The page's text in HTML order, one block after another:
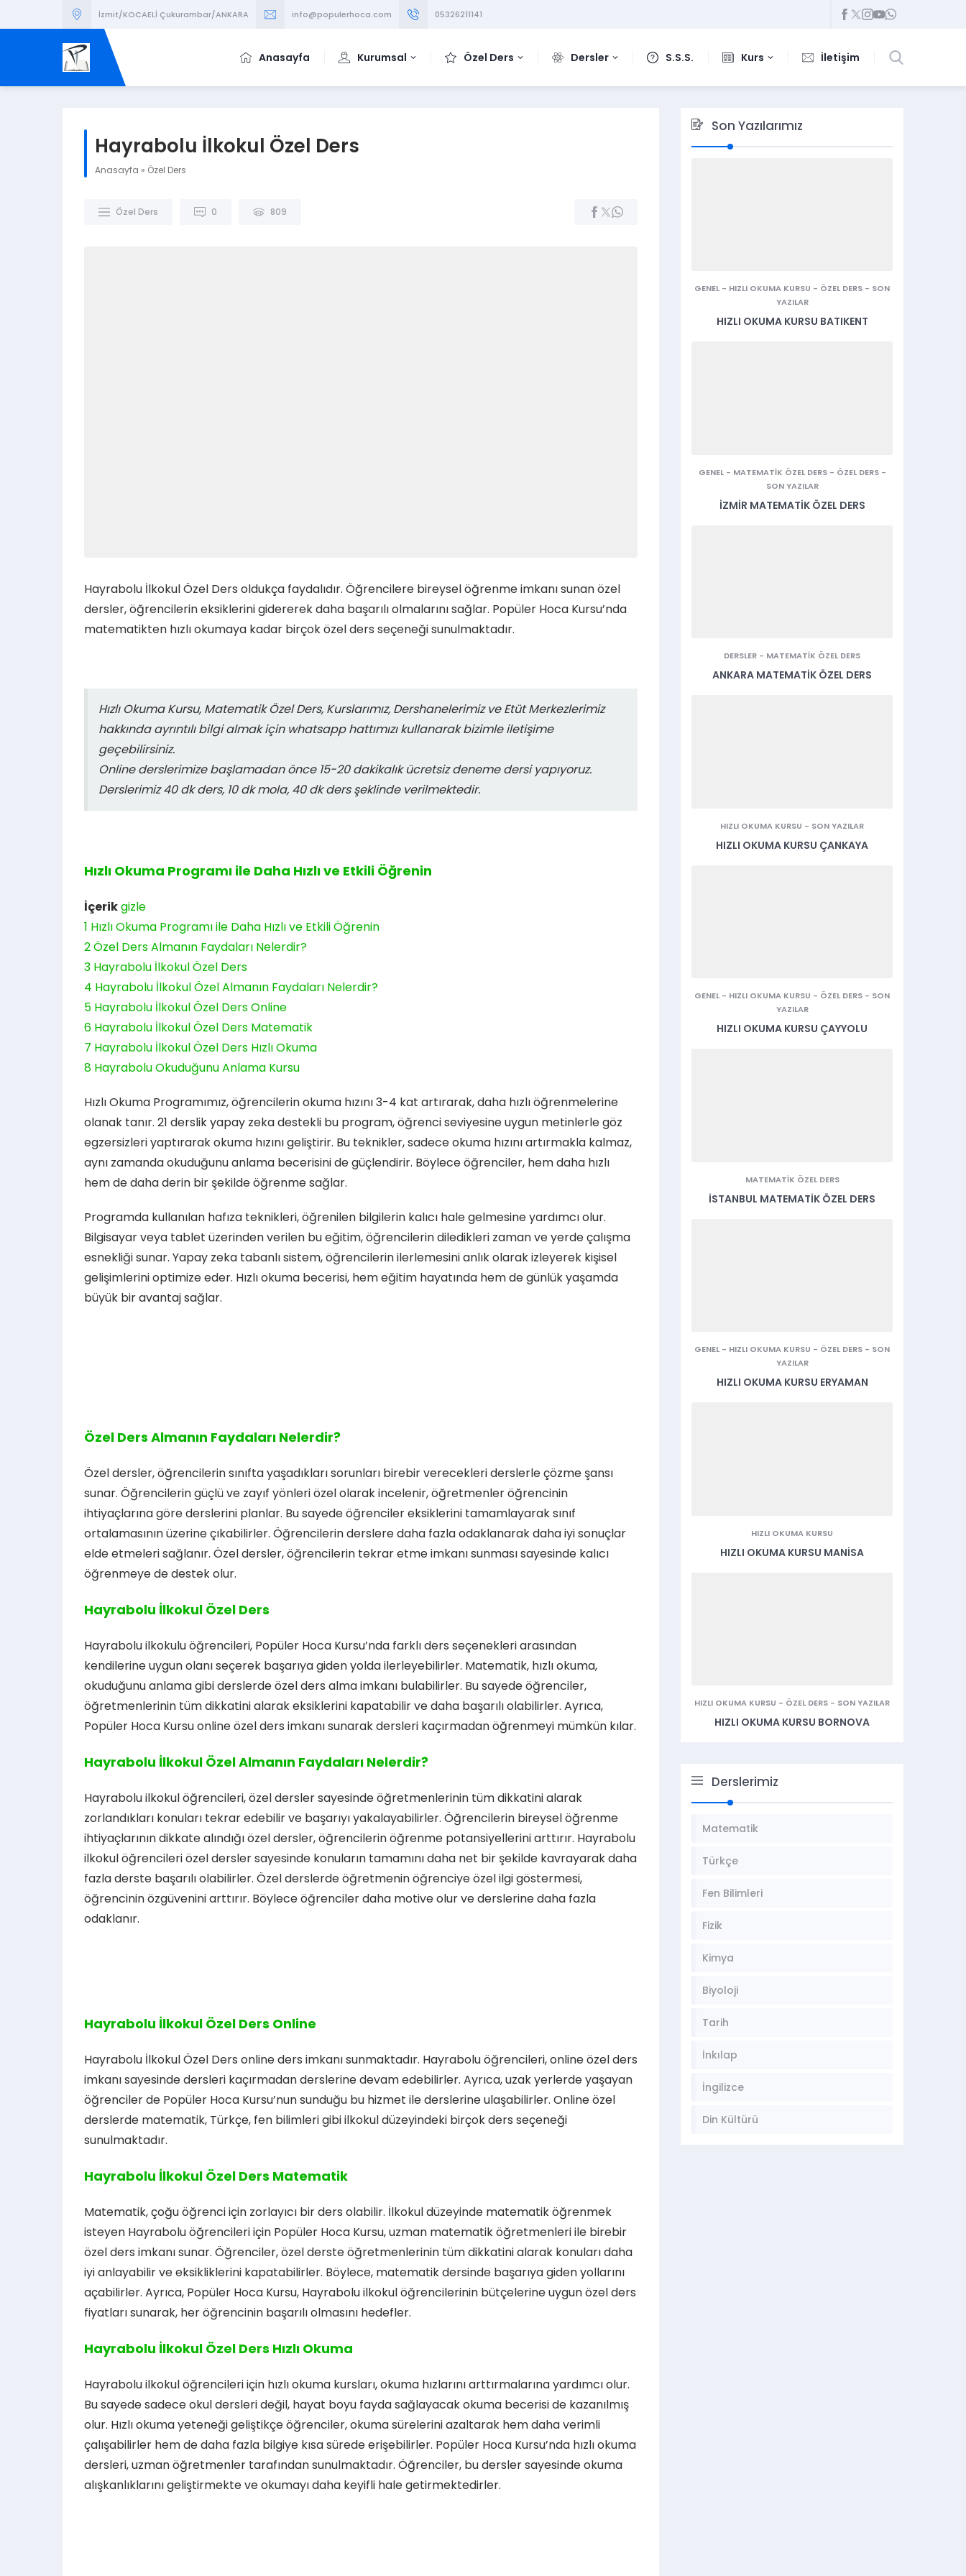
İzmit/KOCAELİ Çukurambar/ANKARA info@populerhoca.com 05326211141
Anasayfa Kurumsal Özel Ders Dersler S.S.S. Kurs İletişim
Hayrabolu İlkokul Özel Ders
Anasayfa » Özel Ders
Özel Ders 0 809
Hayrabolu İlkokul Özel Ders oldukça faydalıdır. Öğrencilere bireysel öğrenme imkanı sunan özel
dersler, öğrencilerin eksiklerini gidererek daha başarılı olmalarını sağlar. Popüler Hoca Kursu’nda
matematikten hızlı okumaya kadar birçok özel ders seçeneği sunulmaktadır.
Hızlı Okuma Kursu, Matematik Özel Ders, Kurslarımız, Dershanelerimiz ve Etüt Merkezlerimiz
hakkında ayrıntılı bilgi almak için whatsapp hattımızı kullanarak bizimle iletişime
geçebilirsiniz.
Online derslerimize başlamadan önce 15-20 dakikalık ücretsiz deneme dersi yapıyoruz.
Derslerimiz 40 dk ders, 10 dk mola, 40 dk ders şeklinde verilmektedir.
Hızlı Okuma Programı ile Daha Hızlı ve Etkili Öğrenin
İçerikgizle
1 Hızlı Okuma Programı ile Daha Hızlı ve Etkili Öğrenin
2Özel Ders Almanın Faydaları Nelerdir?
3 Hayrabolu İlkokul Özel Ders
4 Hayrabolu İlkokul Özel Almanın Faydaları Nelerdir?
5 Hayrabolu İlkokul Özel Ders Online
6 Hayrabolu İlkokul Özel Ders Matematik
7 Hayrabolu İlkokul Özel Ders Hızlı Okuma
8 Hayrabolu Okuduğunu Anlama Kursu
Hızlı Okuma Programımız, öğrencilerin okuma hızını 3-4 kat artırarak, daha hızlı öğrenmelerine
olanak tanır. 21 derslik yapay zeka destekli bu program, öğrenci seviyesine uygun metinlerle göz
egzersizleri yaptırarak okuma hızını geliştirir. Bu teknikler, sadece okuma hızını artırmakla kalmaz,
aynı zamanda okuduğunu anlama becerisini de güçlendirir. Böylece öğrenciler, hem daha hızlı
hem de daha derin bir şekilde öğrenme sağlar.
Programda kullanılan hafıza teknikleri, öğrenilen bilgilerin kalıcı hale gelmesine yardımcı olur.
Bilgisayar veya tablet üzerinden verilen bu eğitim, öğrencilerin diledikleri zaman ve yerde çalışma
esnekliği sunar. Yapay zeka tabanlı sistem, öğrencilerin ilerlemesini anlık olarak izleyerek kişisel
gelişimlerini optimize eder. Hızlı okuma becerisi, hem eğitim hayatında hem de günlük yaşamda
büyük bir avantaj sağlar.
Özel Ders Almanın Faydaları Nelerdir?
Özel dersler, öğrencilerin sınıfta yaşadıkları sorunları birebir verecekleri derslerle çözme şansı
sunar. Öğrencilerin güçlü ve zayıf yönleri özel olarak incelenir, öğretmenler öğrencinin
ihtiyaçlarına göre derslerini planlar. Bu sayede öğrenciler eksiklerini tamamlayarak sınıf
ortalamasının üzerine çıkabilirler. Öğrencilerin derslere daha fazla odaklanarak daha iyi sonuçlar
elde etmeleri sağlanır. Özel dersler, öğrencilerin tekrar etme imkanı sunması sayesinde kalıcı
öğrenmeye de destek olur.
Hayrabolu İlkokul Özel Ders
Hayrabolu ilkokulu öğrencileri, Popüler Hoca Kursu’nda farklı ders seçenekleri arasından
kendilerine uygun olanı seçerek başarıya giden yolda ilerleyebilirler. Matematik, hızlı okuma,
okuduğunu anlama gibi derslerde özel ders alma imkanı bulabilirler. Bu sayede öğrenciler,
öğretmenlerinin tüm dikkatini alarak eksiklerini kapatabilir ve daha başarılı olabilirler. Ayrıca,
Popüler Hoca Kursu online özel ders imkanı sunarak dersleri kaçırmadan öğrenmeyi mümkün kılar.
Hayrabolu İlkokul Özel Almanın Faydaları Nelerdir?
Hayrabolu ilkokul öğrencileri, özel dersler sayesinde öğretmenlerinin tüm dikkatini alarak
zorlandıkları konuları tekrar edebilir ve başarıyı yakalayabilirler. Öğrencilerin bireysel öğrenme
ihtiyaçlarının dikkate alındığı özel dersler, öğrencilerin öğrenme potansiyellerini arttırır. Hayrabolu
ilkokul öğrencileri özel dersler sayesinde konuların tamamını daha net bir şekilde kavrayarak daha
fazla derste başarılı olabilirler. Özel derslerde öğretmenin öğrenciye özel ilgi göstermesi,
öğrencinin özgüvenini arttırır. Böylece öğrenciler daha motive olur ve derslerine daha fazla
odaklanır.
Hayrabolu İlkokul Özel Ders Online
Hayrabolu İlkokul Özel Ders online ders imkanı sunmaktadır. Hayrabolu öğrencileri, online özel ders
imkanı sayesinde dersleri kaçırmadan derslerine devam edebilirler. Ayrıca, uzak yerlerde yaşayan
öğrenciler de Popüler Hoca Kursu’nun sunduğu bu hizmet ile derslerine ulaşabilirler. Online özel
derslerde matematik, Türkçe, fen bilimleri gibi ilkokul düzeyindeki birçok ders seçeneği
sunulmaktadır.
Hayrabolu İlkokul Özel Ders Matematik
Matematik, çoğu öğrenci için zorlayıcı bir ders olabilir. İlkokul düzeyinde matematik öğrenmek
isteyen Hayrabolu öğrencileri için Popüler Hoca Kursu, uzman matematik öğretmenleri ile birebir
özel ders imkanı sunar. Öğrenciler, özel derste öğretmenlerinin tüm dikkatini alarak konuları daha
iyi anlayabilir ve eksikliklerini kapatabilirler. Böylece, matematik dersinde başarıya giden yollarını
açabilirler. Ayrıca, Popüler Hoca Kursu, Hayrabolu ilkokul öğrencilerinin bütçelerine uygun özel ders
fiyatları sunarak, her öğrencinin başarılı olmasını hedefler.
Hayrabolu İlkokul Özel Ders Hızlı Okuma
Hayrabolu ilkokul öğrencileri için hızlı okuma kursları, okuma hızlarını arttırmalarına yardımcı olur.
Bu sayede sadece okul dersleri değil, hayat boyu fayda sağlayacak okuma becerisi de kazanılmış
olur. Hızlı okuma yeteneği geliştikçe öğrenciler, okuma sürelerini azaltarak hem daha verimli
çalışabilirler hem de daha fazla bilgiye kısa sürede erişebilirler. Popüler Hoca Kursu’nda hızlı okuma
dersleri, uzman öğretmenler tarafından sunulmaktadır. Öğrenciler, bu dersler sayesinde okuma
alışkanlıklarını geliştirmekte ve okumayı daha keyifli hale getirmektedirler.
Son Yazılarımız
GENEL - HIZLI OKUMA KURSU - ÖZEL DERS - SON
YAZILAR
HIZLI OKUMA KURSU BATIKENT
GENEL- MATEMATIK ÖZEL DERS- ÖZEL DERS-
SON YAZILAR
İZMIR MATEMATIK ÖZEL DERS
DERSLER - MATEMATIK ÖZEL DERS
ANKARA MATEMATIK ÖZEL DERS
HIZLI OKUMA KURSU - SON YAZILAR
HIZLI OKUMA KURSU ÇANKAYA
GENEL - HIZLI OKUMA KURSU - ÖZEL DERS - SON
YAZILAR
HIZLI OKUMA KURSU ÇAYYOLU
MATEMATIK ÖZEL DERS
İSTANBUL MATEMATIK ÖZEL DERS
GENEL - HIZLI OKUMA KURSU - ÖZEL DERS - SON
YAZILAR
HIZLI OKUMA KURSU ERYAMAN
HIZLI OKUMA KURSU
HIZLI OKUMA KURSU MANISA
HIZLI OKUMA KURSU - ÖZEL DERS - SON YAZILAR
HIZLI OKUMA KURSU BORNOVA
Derslerimiz
Matematik
Türkçe
Fen Bilimleri
Fizik
Kimya
Biyoloji
Tarih
İnkılap
İngilizce
Din Kültürü